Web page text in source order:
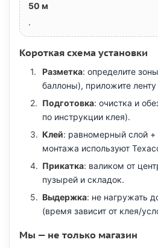
50 м
.
Короткая схема установки
Разметка: определите
баллоны), приложите ленту
Подготовка: очистка и
по инструкции клея).
Клей: равномерный слой
монтажа используют
Прикатка: валиком от
пузырей и складок.
Выдержка: не нагружать
(время зависит от клея/
Мы — не только магазин